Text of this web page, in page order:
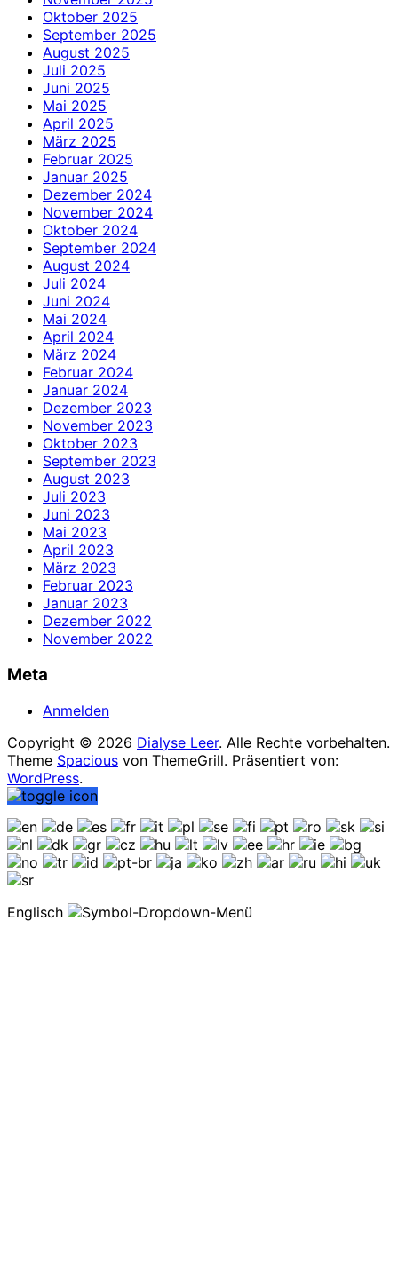
Oktober 2025
September 2025
August 2025
Juli 2025
Juni 2025
Mai 2025
April 2025
März 2025
Februar 2025
Januar 2025
Dezember 2024
November 2024
Oktober 2024
September 2024
August 2024
Juli 2024
Juni 2024
Mai 2024
April 2024
März 2024
Februar 2024
Januar 2024
Dezember 2023
November 2023
Oktober 2023
September 2023
August 2023
Juli 2023
Juni 2023
Mai 2023
April 2023
März 2023
Februar 2023
Januar 2023
Dezember 2022
November 2022
Meta
Anmelden
Copyright © 2026 Dialyse Leer. Alle Rechte vorbehalten.
Theme Spacious von ThemeGrill. Präsentiert von:
WordPress.
Englisch